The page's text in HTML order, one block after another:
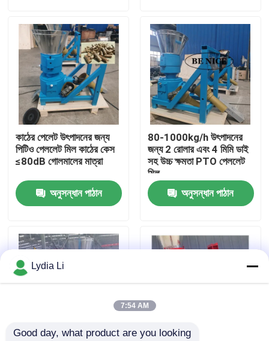
পণ্য
VR প্রদর্শন
আমাদের সম্পর্কে
কারখানা ভ্রমণ
মান নিয়ন্ত্রণ
উদ্ধৃতির জন্য আবেদন
কাঠের পিলেট মিল
কাঠের পেলেট উৎপাদনের জন্য
পিটিও পেললেট মিল কাঠের কেস
≤80dB গোলমালের মাত্রা
অনুসন্ধান পাঠান
80-1000kg/h উৎপাদনের
জন্য 2 রোলার এবং 4 মিমি ডাই
সহ উচ্চ ক্ষমতা PTO পেললেট
মিল
অনুসন্ধান পাঠান
Lydia Li
7:54 AM
Good day, what product are you looking